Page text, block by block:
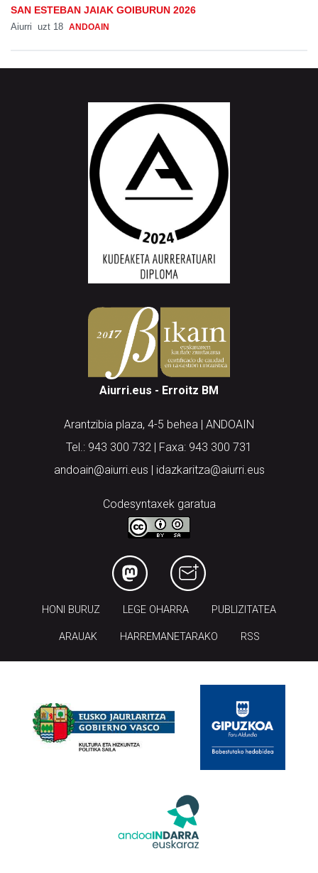
SAN ESTEBAN JAIAK GOIBURUN 2026
Aiurri uzt 18 ANDOAIN
Aiurri.eus - Erroitz BM
Arantzibia plaza, 4-5 behea | ANDOAIN
Tel.: 943 300 732 | Faxa: 943 300 731
andoain@aiurri.eus | idazkaritza@aiurri.eus
Codesyntaxek garatua
HONI BURUZ LEGE OHARRA PUBLIZITATEA
ARAUAK HARREMANETARAKO RSS